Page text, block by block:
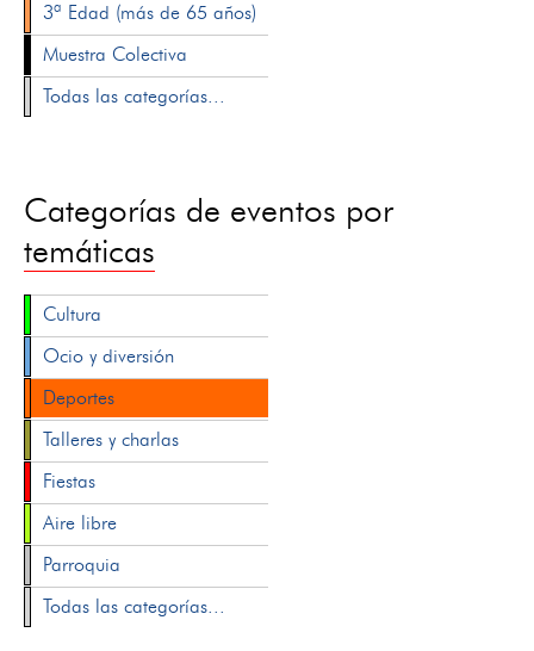
3ª Edad (más de 65 años)
Muestra Colectiva
Todas las categorías...
Categorías de eventos por
temáticas
Cultura
Ocio y diversión
Deportes
Talleres y charlas
Fiestas
Aire libre
Parroquia
Todas las categorías...